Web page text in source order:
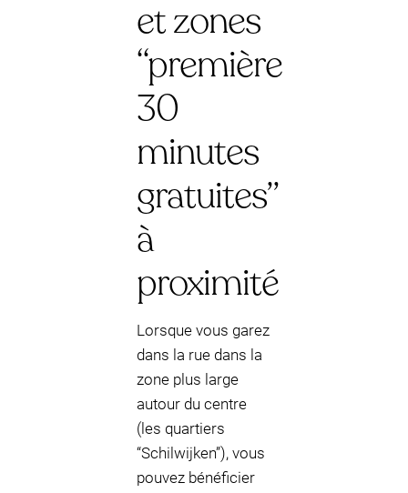
et zones
“première
30
minutes
gratuites”
à
proximité
Lorsque vous garez
dans la rue dans la
zone plus large
autour du centre
(les quartiers
“Schilwijken”), vous
pouvez bénéficier